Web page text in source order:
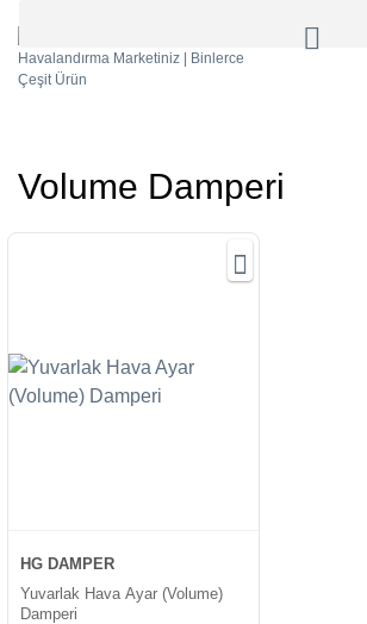
Volume Damperi
HG DAMPER
Yuvarlak Hava Ayar (Volume)
Damperi